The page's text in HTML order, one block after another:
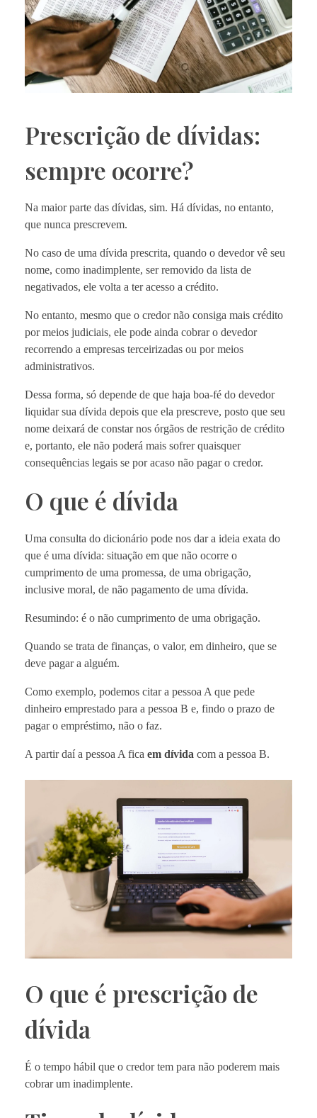
Prescrição de dívidas:
sempre ocorre?
Na maior parte das dívidas, sim. Há dívidas, no entanto,
que nunca prescrevem.
No caso de uma dívida prescrita, quando o devedor vê seu
nome, como inadimplente, ser removido da lista de
negativados, ele volta a ter acesso a crédito.
No entanto, mesmo que o credor não consiga mais crédito
por meios judiciais, ele pode ainda cobrar o devedor
recorrendo a empresas terceirizadas ou por meios
administrativos.
Dessa forma, só depende de que haja boa-fé do devedor
liquidar sua dívida depois que ela prescreve, posto que seu
nome deixará de constar nos órgãos de restrição de crédito
e, portanto, ele não poderá mais sofrer quaisquer
consequências legais se por acaso não pagar o credor.
O que é dívida
Uma consulta do dicionário pode nos dar a ideia exata do
que é uma dívida: situação em que não ocorre o
cumprimento de uma promessa, de uma obrigação,
inclusive moral, de não pagamento de uma dívida.
Resumindo: é o não cumprimento de uma obrigação.
Quando se trata de finanças, o valor, em dinheiro, que se
deve pagar a alguém.
Como exemplo, podemos citar a pessoa A que pede
dinheiro emprestado para a pessoa B e, findo o prazo de
pagar o empréstimo, não o faz.
A partir daí a pessoa A fica em dívida com a pessoa B.
O que é prescrição de
dívida
É o tempo hábil que o credor tem para não poderem mais
cobrar um inadimplente.